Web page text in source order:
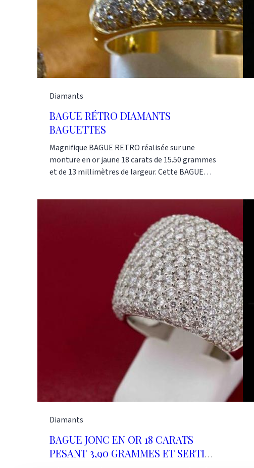
Diamants
BAGUE RÉTRO DIAMANTS
BAGUETTES
Magnifique BAGUE RETRO réalisée sur une
monture en or jaune 18 carats de 15.50 grammes
et de 13 millimètres de largeur. Cette BAGUE
Diamants
BAGUE JONC EN OR 18 CARATS
PESANT 3,90 GRAMMES ET SERTIE